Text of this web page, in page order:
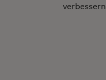
verbessern